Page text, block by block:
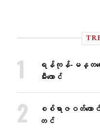
ရန်ကုန်-မန္တလေ
မီးလောင်
စစ်ရာဇဝတ်ကေ
တင်